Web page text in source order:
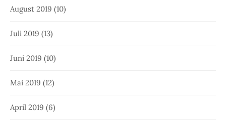
August 2019 (10)
Juli 2019 (13)
Juni 2019 (10)
Mai 2019 (12)
April 2019 (6)